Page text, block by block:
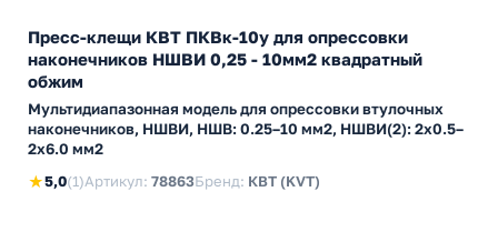
Пресс-клещи КВТ ПКВк-10у для опрессовки
наконечников НШВИ 0,25 - 10мм2 квадратный
обжим
Мультидиапазонная модель для опрессовки втулочных
наконечников, НШВИ, НШВ: 0.25–10 мм2, НШВИ(2): 2х0.5–
2х6.0 мм2
★5,0(1)Артикул: 78863Бренд: КВТ (KVT)